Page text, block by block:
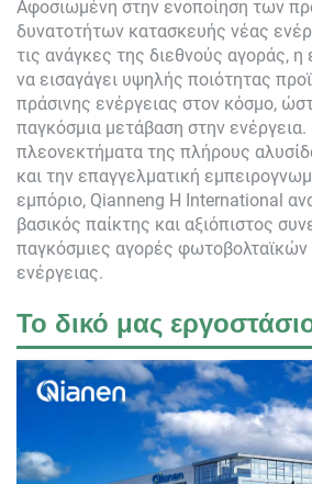
Αφοσιωμένη στην ενοποίηση των
δυνατοτήτων κατασκευής νέας
τις ανάγκες της διεθνούς αγοράς, η
να εισαγάγει υψηλής ποιότητας
πράσινης ενέργειας στον κόσμο,
παγκόσμια μετάβαση στην
πλεονεκτήματα της πλήρους
και την επαγγελματική
εμπόριο, Qianneng Η International
βασικός παίκτης και αξιόπιστος
παγκόσμιες αγορές
ενέργειας.
Το δικό μας